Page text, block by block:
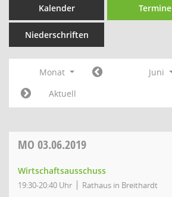
Kalender Termine
Niederschriften
Monat Juni
Aktuell
MO 03.06.2019
Wirtschaftsausschuss
19:30-20:40 Uhr Rathaus in Breithardt